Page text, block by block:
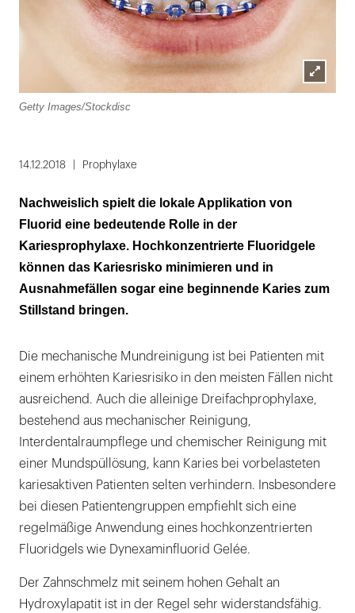
Lightbox
Getty Images/Stockdisc
14.12.2018 Prophylaxe
Nachweislich spielt die lokale Applikation von
Fluorid eine bedeutende Rolle in der
Kariesprophylaxe. Hochkonzentrierte Fluoridgele
können das Kariesrisko minimieren und in
Ausnahmefällen sogar eine beginnende Karies zum
Stillstand bringen.
Die mechanische Mundreinigung ist bei Patienten mit
einem erhöhten Kariesrisiko in den meisten Fällen nicht
ausreichend. Auch die alleinige Dreifachprophylaxe,
bestehend aus mechanischer Reinigung,
Interdentalraumpflege und chemischer Reinigung mit
einer Mundspüllösung, kann Karies bei vorbelasteten
kariesaktiven Patienten selten verhindern. Insbesondere
bei diesen Patientengruppen empfiehlt sich eine
regelmäßige Anwendung eines hochkonzentrierten
Fluoridgels wie Dynexaminfluorid Gelée.
Der Zahnschmelz mit seinem hohen Gehalt an
Hydroxylapatit ist in der Regel sehr widerstandsfähig.